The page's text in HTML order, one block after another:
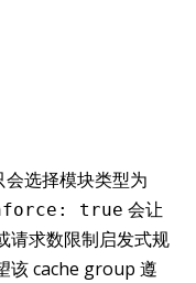
会选择模块类型为
true 会让
请求数限制启发式规
该 cache group 遵